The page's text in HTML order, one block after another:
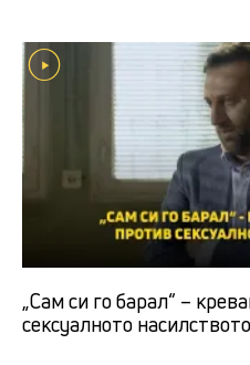
„Сам си го барал“ –
сексуалното насилството